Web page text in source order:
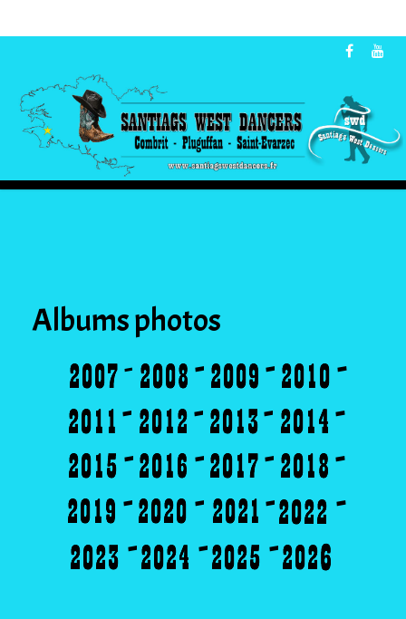
Albums photos
-
- -
-
-
- -
-
-
- -
-
-
- -
-
-
- -